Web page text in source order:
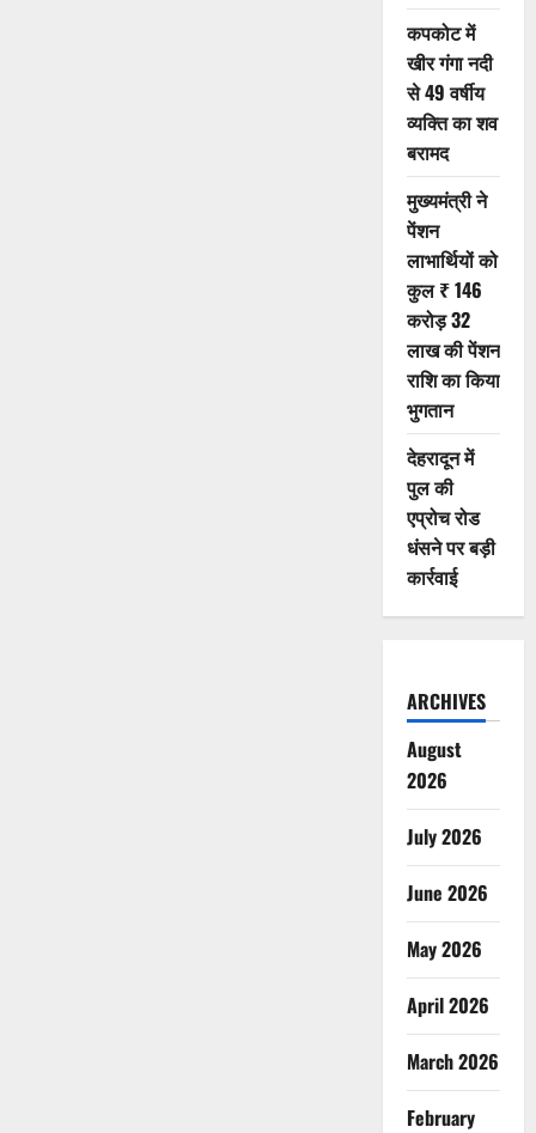
कपकोट में
खीर गंगा नदी
से 49 वर्षीय
व्यक्ति का शव
बरामद
मुख्यमंत्री ने
पेंशन
लाभार्थियों को
कुल ₹ 146
करोड़ 32
लाख की पेंशन
राशि का किया
भुगतान
देहरादून में
पुल की
एप्रोच रोड
धंसने पर बड़ी
कार्रवाई
ARCHIVES
August
2026
July 2026
June 2026
May 2026
April 2026
March 2026
February